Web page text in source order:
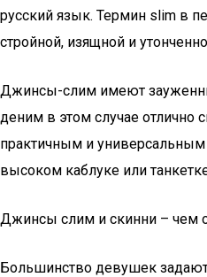
русский язык. Термин slim в
стройной, изящной и
Джинсы-слим имеют
деним в этом случае отлично
практичным и универсальным
высоком каблуке или
Джинсы слим и скинни – чем
Большинство девушек